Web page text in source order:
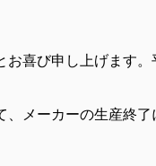
お喜び申し上げます
、メーカーの生産終